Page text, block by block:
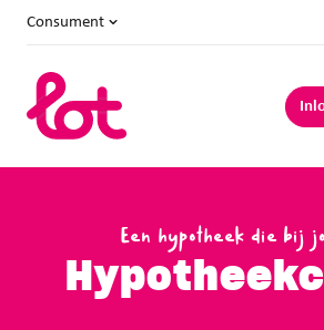
Consument
Een hypotheek die bij